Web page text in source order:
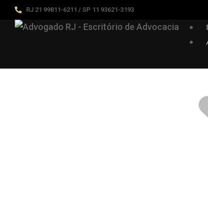
RJ 21 99811-6211 / SP 11 93621-3193